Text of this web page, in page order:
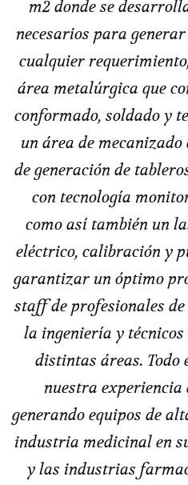
m2 donde se
necesarios para
cualquier
área metalúrgica que
conformado, soldado y
un área de
de generación de
con tecnología
como así también un
eléctrico, calibración y
garantizar un óptimo
staff de profesionales
la ingeniería y
distintas áreas. Todo
nuestra experiencia
generando equipos de
industria medicinal en
y las industrias